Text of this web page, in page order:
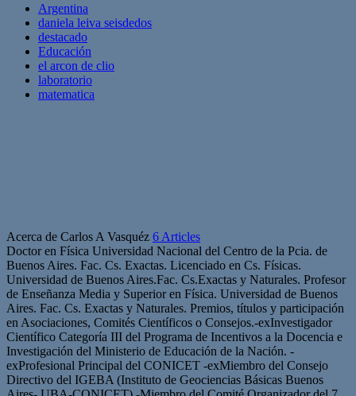
Argentina
daniela leiva seisdedos
destacado
Educación
el arcon de clio
laboratorio
matematica
Acerca de Carlos A Vasquéz 6 Articles
Doctor en Física Universidad Nacional del Centro de la Pcia. de
Buenos Aires. Fac. Cs. Exactas. Licenciado en Cs. Físicas.
Universidad de Buenos Aires.Fac. Cs.Exactas y Naturales. Profesor
de Enseñanza Media y Superior en Física. Universidad de Buenos
Aires. Fac. Cs. Exactas y Naturales. Premios, títulos y participación
en Asociaciones, Comités Científicos o Consejos.-exInvestigador
Científico Categoría III del Programa de Incentivos a la Docencia e
Investigación del Ministerio de Educación de la Nación. -
exProfesional Principal del CONICET -exMiembro del Consejo
Directivo del IGEBA (Instituto de Geociencias Básicas Buenos